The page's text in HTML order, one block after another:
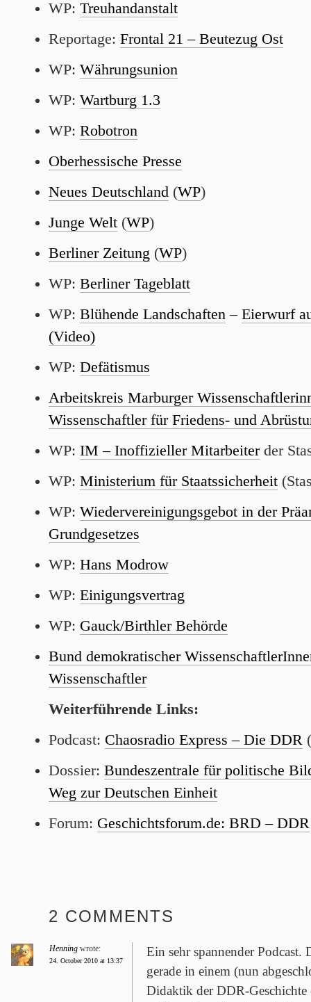
WP: Treuhandanstalt
Reportage: Frontal 21 – Beutezug Ost
WP: Währungsunion
WP: Wartburg 1.3
WP: Robotron
Oberhessische Presse
Neues Deutschland (WP)
Junge Welt (WP)
Berliner Zeitung (WP)
WP: Berliner Tageblatt
WP: Blühende Landschaften – Eierwurf
(Video)
WP: Defätismus
Arbeitskreis Marburger
Wissenschaftler für Friedens- und
WP: IM – Inoffizieller Mitarbeiterder
WP: Ministerium für Staatssicherheit
WP: Wiedervereinigungsgebot in der
Grundgesetzes
WP: Hans Modrow
WP: Einigungsvertrag
WP: Gauck/Birthler Behörde
Bund demokratischer
Wissenschaftler
Weiterführende Links:
Podcast: Chaosradio Express – Die DDR (
Dossier: Bundeszentrale für politische
Weg zur Deutschen Einheit
Forum: Geschichtsforum.de: BRD – DDR
2 COMMENTS
Henning wrote:
24. October 2010 at 13:37
Ein sehr spannender Podcast.
gerade in einem (nun
Didaktik der DDR-